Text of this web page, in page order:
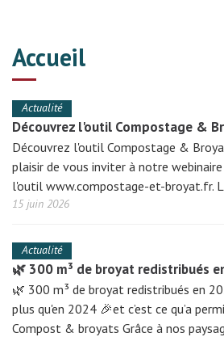
Accueil
Actualité
Découvrez l'outil Compostage &
Découvrez l'outil Compostage &
plaisir de vous inviter à notre
l'outil www.compostage-et-broyat.fr.
15 juin 2026
Actualité
🌿 300 m³ de broyat redistribués
🌿 300 m³ de broyat redistribués en
plus qu'en 2024 🎉et c’est ce qu’a
Compost & broyats Grâce à nos